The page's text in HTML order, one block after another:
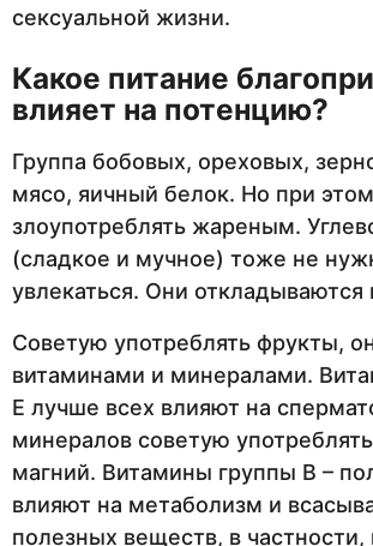
сексуальной жизни.
Какое питание
влияет на потенцию?
Группа бобовых, ореховых,
мясо, яичный белок. Но при
злоупотреблять жареным.
(сладкое и мучное) тоже не
увлекаться. Они
Советую употреблять фрукты,
витаминами и минералами.
Е лучше всех влияют на
минералов советую
магний. Витамины группы В –
влияют на метаболизм и
полезных веществ, в частности,